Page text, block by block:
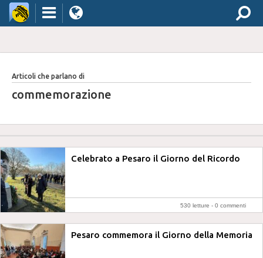
Articoli che parlano di
commemorazione
Celebrato a Pesaro il Giorno del Ricordo
530 letture - 0 commenti
Pesaro commemora il Giorno della Memoria